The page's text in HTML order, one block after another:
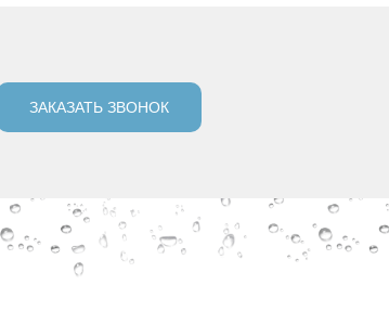
ЗАКАЗАТЬ ЗВОНОК